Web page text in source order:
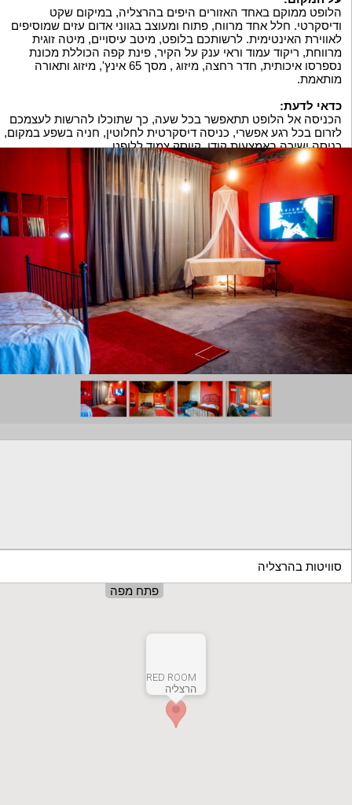
הלופט ממוקם באחד האזורים היפים בהרצליה, במיקום שקט
ודיסקרטי. חלל אחד מרווח, פתוח ומעוצב בגווני אדום עזים שמוסיפים
לאווירת האינטימית. לרשותכם בלופט, מיטב עיסויים, מיטה זוגית
מרווחת, ריקוד עמוד וראי ענק על הקיר, פינת קפה הכוללת מכונת
נספרסו איכותית, חדר רחצה, מיזוג , מסך 65 אינץ', מיזוג ותאורה
מותאמת.
כדאי לדעת:
הכניסה אל הלופט תתאפשר בכל שעה, כך שתוכלו להרשות לעצמכם
לזרום בכל רגע אפשרי, כניסה דיסקרטית לחלוטין, חניה בשפע במקום,
כניסה ישירה באמצעות קודן. קיוסק צמוד ללופט.
הכל מתחיל בלופט...
סוויטות בהרצליה
פתח מפה
RED ROOM
הרצליה